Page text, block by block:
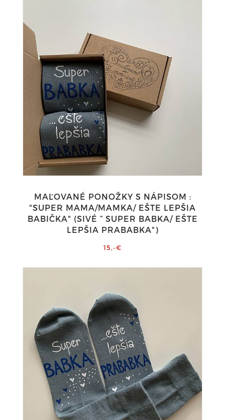
MAĽOVANÉ PONOŽKY S NÁPISOM :
"SUPER MAMA/MAMKA/ EŠTE LEPŠIA
BABIČKA" (SIVÉ ” SUPER BABKA/ EŠTE
LEPŠIA PRABABKA")
15,-€